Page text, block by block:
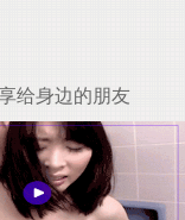
给身边的朋友